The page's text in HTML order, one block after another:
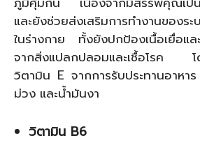
และยังช่วยส่งเสริมการทำงานของ
ในร่างกาย ทั้งยังปกป้องเนื้อเยื่อแล
จากสิ่งแปลกปลอมและเชื้อโรค โ
วิตามิน E จากการรับประทานอาห
ม่วง และน้ำมันงา
วิตามิน B6